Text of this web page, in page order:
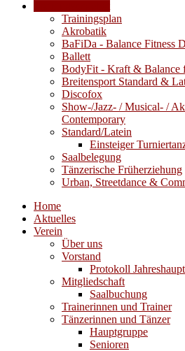
Trainingsplan
Akrobatik
BaFiDa - Balance Fitness
Ballett
BodyFit - Kraft & Balance
Breitensport Standard &
Discofox
Show-/Jazz- / Musical- /
Contemporary
Standard/Latein
Einsteiger
Saalbelegung
Tänzerische Früherziehung
Urban, Streetdance &
Home
Aktuelles
Verein
Über uns
Vorstand
Protokoll
Mitgliedschaft
Saalbuchung
Trainerinnen und Trainer
Tänzerinnen und Tänzer
Hauptgruppe
Senioren